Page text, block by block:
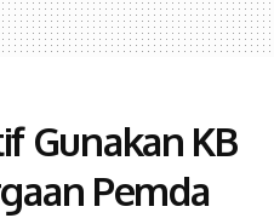
Gunakan KB
Pemda